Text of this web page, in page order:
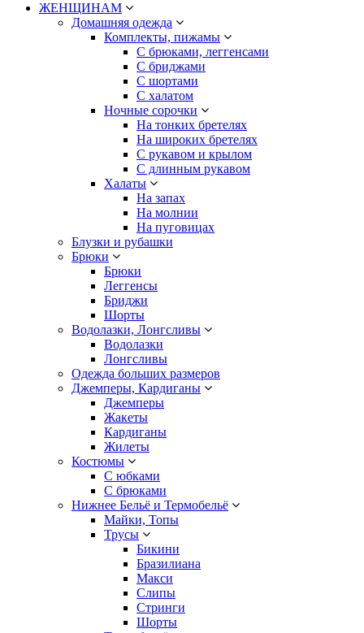
ЖЕНЩИНАМ
Домашняя одежда
Комплекты, пижамы
С брюками, леггенсами
С бриджами
С шортами
С халатом
Ночные сорочки
На тонких бретелях
На широких бретелях
С рукавом и крылом
С длинным рукавом
Халаты
На запах
На молнии
На пуговицах
Блузки и рубашки
Брюки
Брюки
Леггенсы
Бриджи
Шорты
Водолазки, Лонгсливы
Водолазки
Лонгсливы
Одежда больших размеров
Джемперы, Кардиганы
Джемперы
Жакеты
Кардиганы
Жилеты
Костюмы
С юбками
С брюками
Нижнее Бельё и Термобельё
Майки, Топы
Трусы
Бикини
Бразилиана
Макси
Слипы
Стринги
Шорты